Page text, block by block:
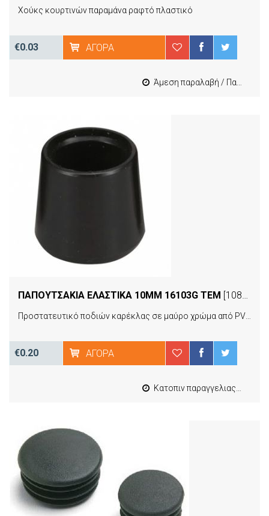
Χούκς κουρτινών παραμάνα ραφτό πλαστικό
€0.03 ΑΓΟΡΆ
Άμεση παραλαβή / Παράδοση 1-3 εργασιμες
ΠΑΠΟΥΤΣΑΚΙΑ ΕΛΑΣΤΙΚΑ 10MM 16103G ΤΕΜ [10892]
€0.20 ΑΓΟΡΆ
Κατοπιν παραγγελιας από 4 έως 10 εργασιμες